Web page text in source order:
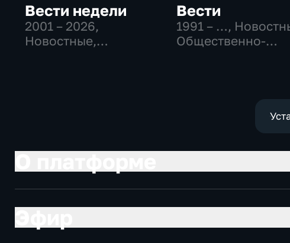
Вести недели
2001 – 2026,
Новостные,
Вести
1991 – …,
Общественно-